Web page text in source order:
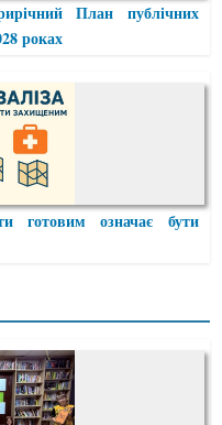
План публічних
роках
готовим означає бути